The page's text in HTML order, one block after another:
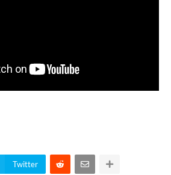
Twitter